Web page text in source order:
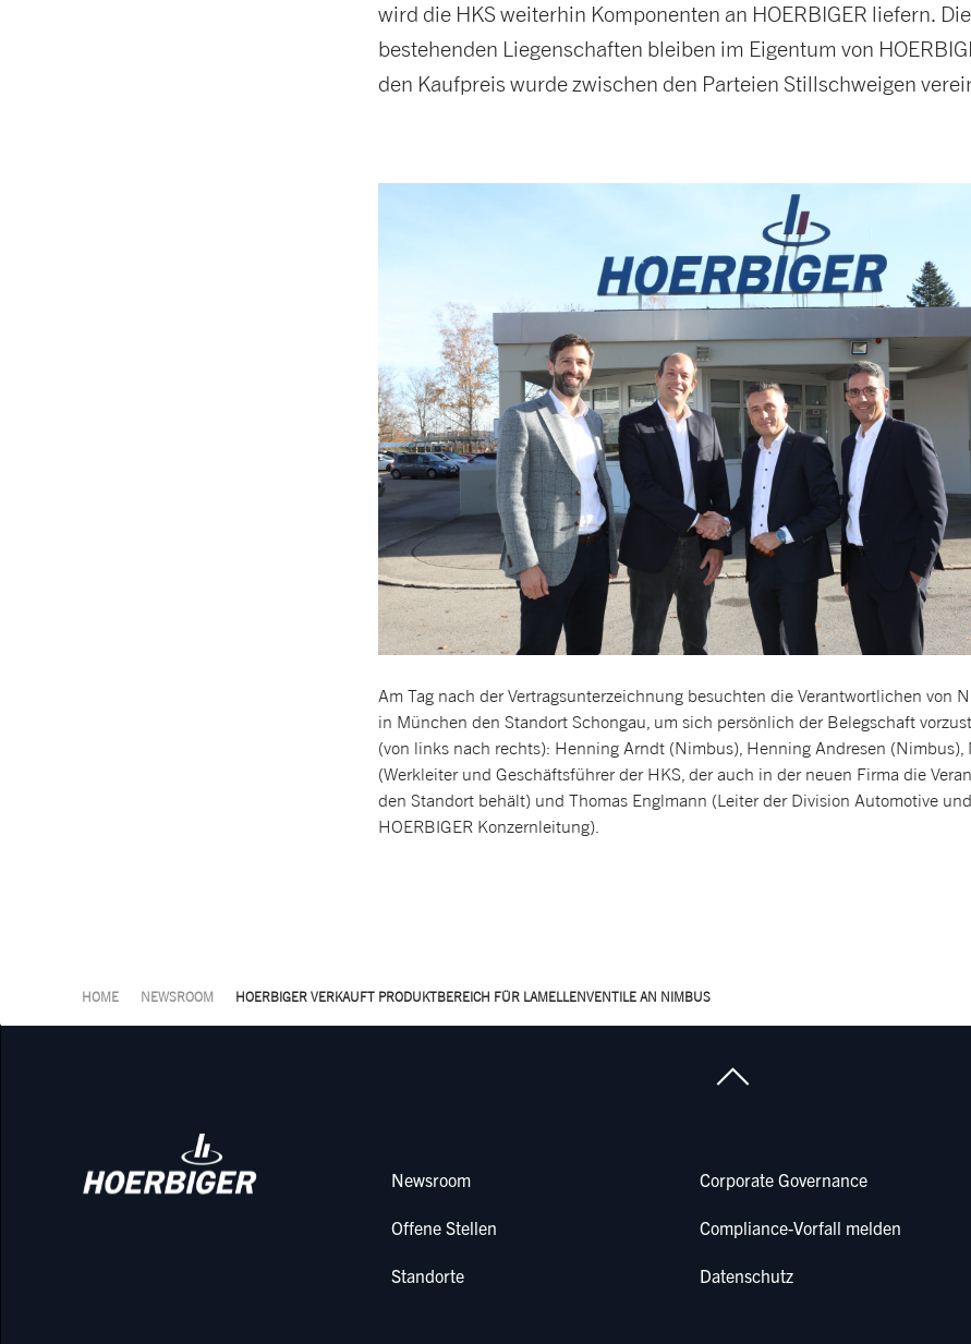
wird die HKS weiterhin Komponenten an HOERBIGER liefern. Die
bestehenden Liegenschaften bleiben im Eigentum von
den Kaufpreis wurde zwischen den Parteien Stillschweigen
Am Tag nach der Vertragsunterzeichnung besuchten die Verantwortlichen von
in München den Standort Schongau, um sich persönlich der Belegschaft
(von links nach rechts): Henning Arndt (Nimbus), Henning Andresen (Nimbus),
(Werkleiter und Geschäftsführer der HKS, der auch in der neuen Firma die
den Standort behält) und Thomas Englmann (Leiter der Division Automotive
HOERBIGER Konzernleitung).
HOME NEWSROOM HOERBIGER VERKAUFT PRODUKTBEREICH FÜR LAMELLENVENTILE AN NIMBUS
Newsroom
Offene Stellen
Standorte
Corporate Governance
Compliance-Vorfall melden
Datenschutz